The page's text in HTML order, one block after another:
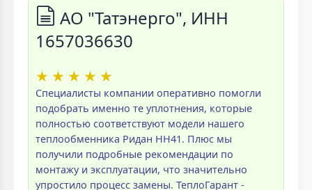
АО "Татэнерго", ИНН
1657036630
★ ★ ★ ★ ★
Специалисты компании оперативно помогли
подобрать именно те уплотнения, которые
полностью соответствуют модели нашего
теплообменника Ридан НН41. Плюс мы
получили подробные рекомендации по
монтажу и эксплуатации, что значительно
упростило процесс замены. ТеплоГарант -